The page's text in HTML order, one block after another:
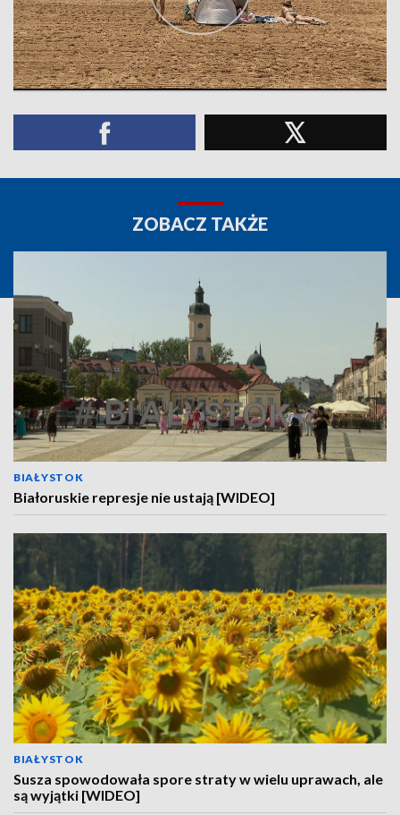
ZOBACZ TAKŻE
BIAŁYSTOK
Białoruskie represje nie ustają [WIDEO]
BIAŁYSTOK
Susza spowodowała spore straty w wielu uprawach, ale
są wyjątki [WIDEO]